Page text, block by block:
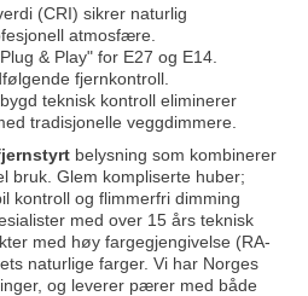
(CRI) sikrer naturlig
atmosfære.
& Play" for E27 og E14.
fjernkontroll.
teknisk kontroll eliminerer
tradisjonelle veggdimmere.
belysning som kombinerer
bruk. Glem kompliserte huber;
kontroll og flimmerfri dimming
med over 15 års teknisk
med høy fargegjengivelse (RA-
naturlige farger. Vi har Norges
og leverer pærer med både